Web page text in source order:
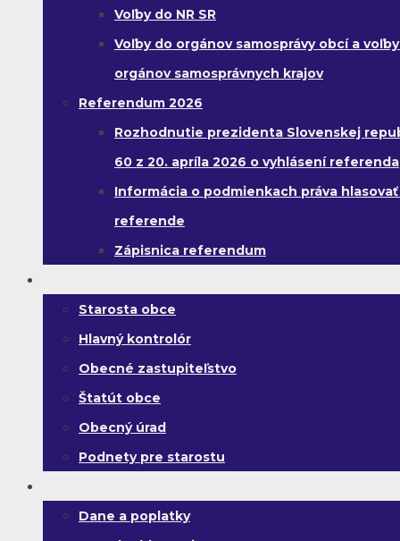
Voľby do NR SR
Voľby do orgánov samosprávy obcí a
orgánov samosprávnych krajov
Referendum 2026
Rozhodnutie prezidenta Slovenskej
60 z 20. apríla 2026 o vyhlásení referenda
Informácia o podmienkach práva hlasovať
referende
Zápisnica referendum
Starosta obce
Hlavný kontrolór
Obecné zastupiteľstvo
Štatút obce
Obecný úrad
Podnety pre starostu
Dane a poplatky